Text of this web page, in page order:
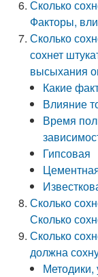
Сколько
Факторы,
Сколько
сохнет
высыхания
Какие
Влияние
Время
Гипсовая
Сколько
Сколько
Сколько
должна